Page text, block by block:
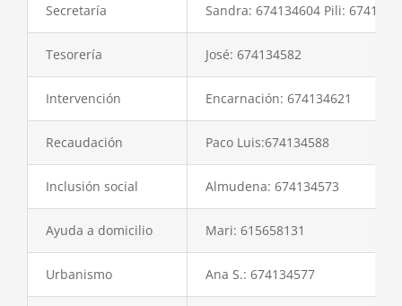
Secretaría Sandra: 674134604 Pili:
Tesorería José: 674134582
Intervención Encarnación: 674134621
Recaudación Paco Luis:674134588
Inclusión social Almudena: 674134573
Ayuda a domicilio Mari: 615658131
Urbanismo Ana S.: 674134577